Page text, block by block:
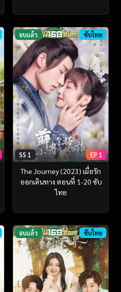
จบแล้ว ซับไทย
SS 1 EP 1
The Journey (2023) เมื่อรัก
ออกเดินทาง ตอนที่ 1-20 ซับ
ไทย
จบแล้ว ซับไทย